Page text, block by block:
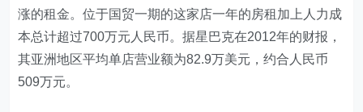
涨的租金。位于国贸一期的这家店一年的房租加上人力成
本总计超过700万元人民币。据星巴克在2012年的财报，
其亚洲地区平均单店营业额为82.9万美元，约合人民币
509万元。